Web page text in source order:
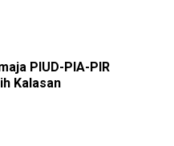
PIUD-PIA-PIR
Kalasan